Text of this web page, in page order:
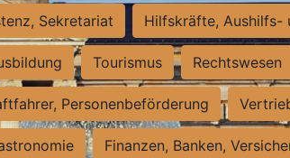
Sekretariat Hilfskräfte, Aushilfs-
Tourismus Rechtswesen
Personenbeförderung
Finanzen, Banken,